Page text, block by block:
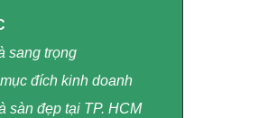
sang trọng
đích kinh doanh
sàn đẹp tại TP. HCM